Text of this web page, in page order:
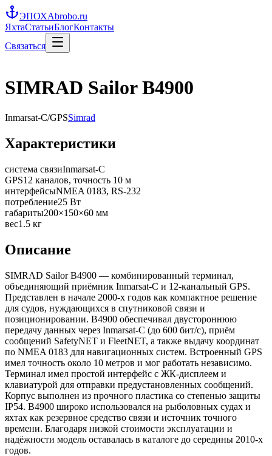
ЭПОХАbrobo.ru
ЯхтаСтатьиБлогКонтакты
Связаться
SIMRAD Sailor B4900
Inmarsat-C/GPSSimrad
Характеристики
система связиInmarsat-C
GPS12 каналов, точность 10 м
интерфейсыNMEA 0183, RS-232
потребление25 Вт
габариты200×150×60 мм
вес1.5 кг
Описание
SIMRAD Sailor B4900 — комбинированный терминал,
объединяющий приёмник Inmarsat-C и 12‑канальный GPS.
Представлен в начале 2000‑х годов как компактное решение
для судов, нуждающихся в спутниковой связи и
позиционировании. B4900 обеспечивал двустороннюю
передачу данных через Inmarsat-C (до 600 бит/с), приём
сообщений SafetyNET и FleetNET, а также выдачу координат
по NMEA 0183 для навигационных систем. Встроенный GPS
имел точность около 10 метров и мог работать независимо.
Терминал имел простой интерфейс с ЖК‑дисплеем и
клавиатурой для отправки предустановленных сообщений.
Корпус выполнен из прочного пластика со степенью защиты
IP54. B4900 широко использовался на рыболовных судах и
яхтах как резервное средство связи и источник точного
времени. Благодаря низкой стоимости эксплуатации и
надёжности модель оставалась в каталоге до середины 2010‑х
годов.